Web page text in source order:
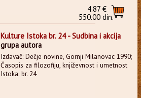
4.87 €
550.00 din.
Kulture Istoka br. 24 - Sudbina i akcija
grupa autora
Izdavač: Dečje novine, Gornji Milanovac 1990;
Časopis za filozofiju, književnost i umetnost
Istoka: br. 24